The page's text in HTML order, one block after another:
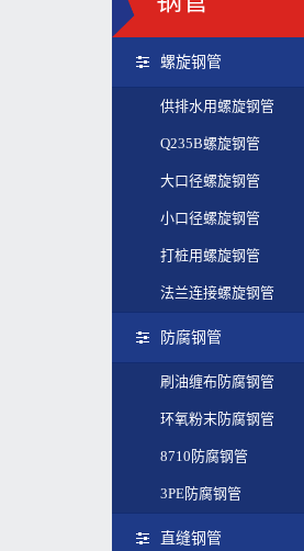
螺旋钢管
供排水用螺旋钢管
Q235B螺旋钢管
大口径螺旋钢管
小口径螺旋钢管
打桩用螺旋钢管
法兰连接螺旋钢管
防腐钢管
刷油缠布防腐钢管
环氧粉末防腐钢管
8710防腐钢管
3PE防腐钢管
直缝钢管